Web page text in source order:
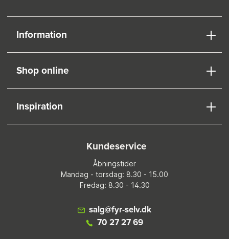
Information
Shop online
Inspiration
Kundeservice
Åbningstider
Mandag - torsdag: 8.30 - 15.00
Fredag: 8.30 - 14.30
salg@fyr-selv.dk
70 27 27 69